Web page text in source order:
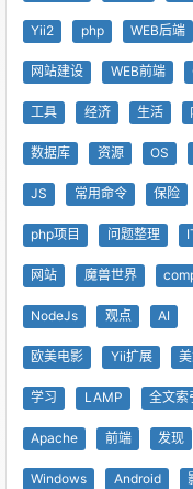
Yii2 php WEB后端
网站建设 WEB前端
工具 经济 生活
数据库 资源 OS
JS 常用命令 保险
php项目 问题整理
网站 魔兽世界
NodeJs 观点 AI
欧美电影 Yii扩展
学习 LAMP 全文索
Apache 前端 发现
Windows Android